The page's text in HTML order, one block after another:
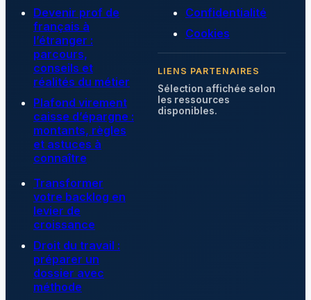
Devenir prof de
français à
l’étranger :
parcours,
conseils et
réalités du métier
Plafond virement
caisse d’épargne :
montants, règles
et astuces à
connaître
Transformer
votre backlog en
levier de
croissance
Droit du travail :
préparer un
dossier avec
méthode
Confidentialité
Cookies
LIENS PARTENAIRES
Sélection affichée selon
les ressources
disponibles.